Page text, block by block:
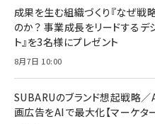
￥1,100
anan(アンア
￥880
ママ投資家が
止 貼りや
インチ)
￥1,599
￥6,980
￥5,000
Anker
Pro/Air 各種
￥1,890
成果を生む組織づくり『なぜ
のか？ 事業成長をリードするデ
ト』を3名様にプレゼント
8月7日 10:00
SUBARUのブランド想起戦略／
画広告をAIで最大化【マーケタ